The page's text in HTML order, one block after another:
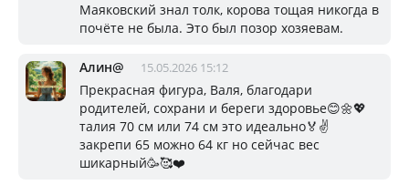
Маяковский знал толк, корова тощая никогда в
почёте не была. Это был позор хозяевам.
Алин@ 15.05.2026 15:12
Прекрасная фигура, Валя, благодари
родителей, сохрани и береги здоровье😊🌼💖
талия 70 см или 74 см это идеально🏅✌️
закрепи 65 можно 64 кг но сейчас вес
шикарный🥳🥰❤️